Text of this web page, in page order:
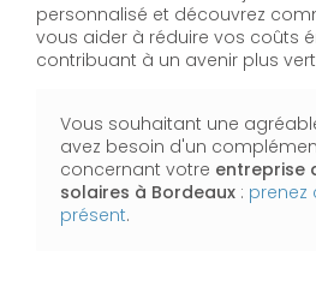
personnalisé et découvrez
vous aider à réduire vos coûts
contribuant à un avenir plus
Vous souhaitant une
avez besoin d'un
concernant votre entreprise
solaires à Bordeaux : prenez
présent.